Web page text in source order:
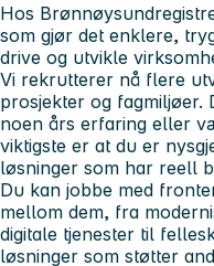
Hos
som gjør det enklere,
drive og utvikle
Vi rekrutterer nå flere
prosjekter og
noen års erfaring eller
viktigste er at du er
løsninger som har reell
Du kan jobbe med
mellom dem, fra
digitale tjenester til
løsninger som støtter